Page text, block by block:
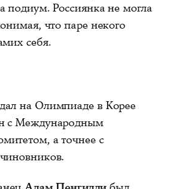
подиум. Россиянка не могла
что паре некого
себя.
на Олимпиаде в Корее
с Международным
а точнее с